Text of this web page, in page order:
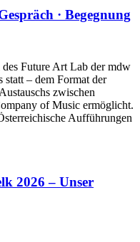
· Begegnung
Future Art Lab der mdw
– dem Format der
zwischen
of Music ermöglicht.
Aufführungen
2026 – Unser